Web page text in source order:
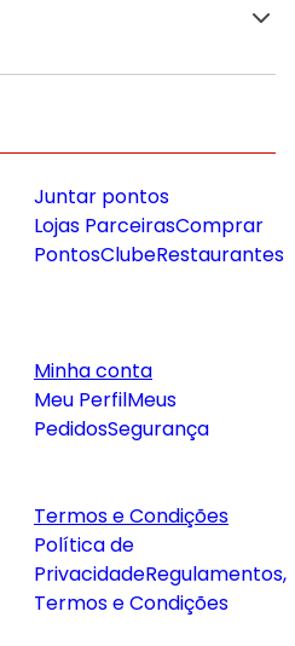
Juntar pontos
Lojas ParceirasComprar
PontosClubeRestaurantes
Minha conta
Meu PerfilMeus
PedidosSegurança
Termos e Condições
Política de
PrivacidadeRegulamentos,
Termos e Condições